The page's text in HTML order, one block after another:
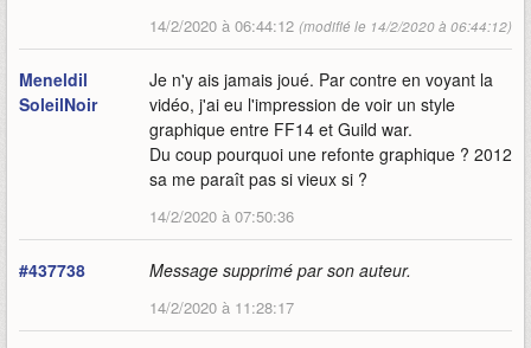
14/2/2020 à 06:44:12 (modifié le 14/2/2020 à 06:44:12)
Meneldil
SoleilNoir
Je n'y ais jamais joué. Par contre en voyant la
vidéo, j'ai eu l'impression de voir un style
graphique entre FF14 et Guild war.
Du coup pourquoi une refonte graphique ? 2012
sa me paraît pas si vieux si ?
14/2/2020 à 07:50:36
#437738 Message supprimé par son auteur.
14/2/2020 à 11:28:17